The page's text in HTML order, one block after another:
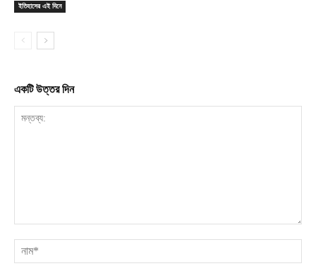
ইতিহাসের এই দিনে
একটি উত্তর দিন